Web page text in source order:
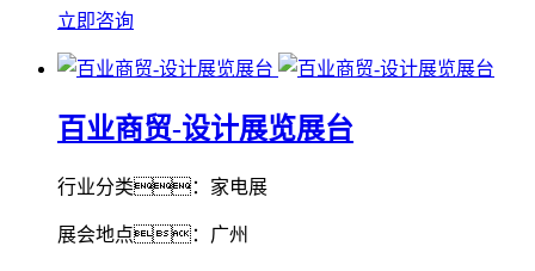
立即咨询
百业商贸-设计展览展台
行业分类：家电展
展会地点：广州